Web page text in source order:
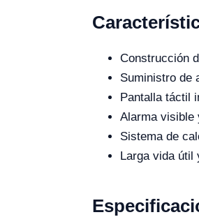
Construcción
Suministro de
Pantalla táctil
Alarma visible
Sistema de
Larga vida útil